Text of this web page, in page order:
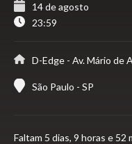
14 de agosto
23:59
D-Edge - Av. Mário de
São Paulo - SP
Faltam 5 dias, 9 horas e 52